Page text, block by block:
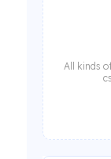
All kinds